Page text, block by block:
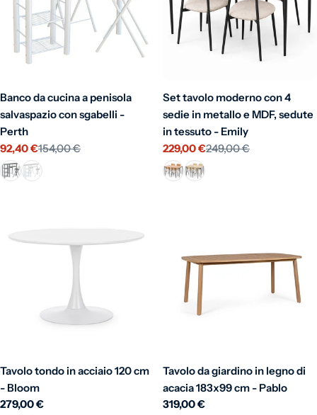
Banco da cucina a penisola
salvaspazio con sgabelli -
Perth
Prezzo di vendita
92,40 €
Prezzo normale
154,00 €
Set tavolo moderno con 4
sedie in metallo e MDF, sedute
in tessuto - Emily
Prezzo di vendita
229,00 €
Prezzo normale
249,00 €
Tavolo tondo in acciaio 120 cm
- Bloom
Prezzo normale
279,00 €
Tavolo da giardino in legno di
acacia 183x99 cm - Pablo
Prezzo normale
319,00 €